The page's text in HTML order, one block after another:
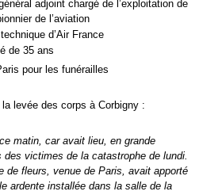
adjoint chargé de l’exploitation de
de l’aviation
d’Air France
de 35 ans
pour les funérailles
levée des corps à Corbigny :
matin, car avait lieu, en grande
victimes de la catastrophe de lundi.
de fleurs, venue de Paris, avait apporté
ardente installée dans la salle de la